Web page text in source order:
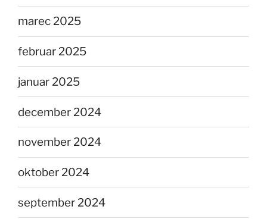
marec 2025
februar 2025
januar 2025
december 2024
november 2024
oktober 2024
september 2024